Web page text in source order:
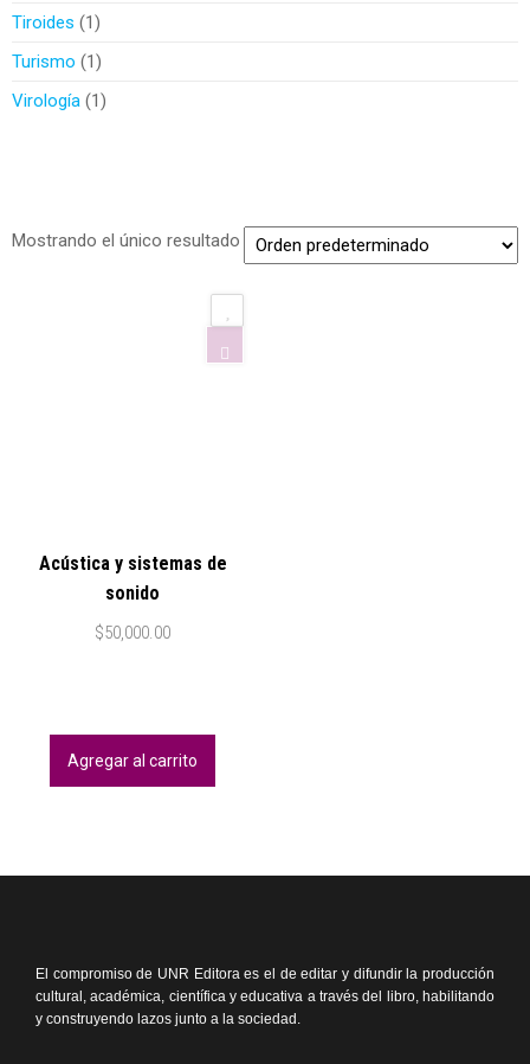
Tiroides
1
Turismo
1
Virología 1
Mostrando el único resultado
Acústica y sistemas de
sonido
$50,000.00
Agregar al carrito
El compromiso de UNR Editora es el de editar y difundir la producción
cultural, académica, científica y educativa a través del libro, habilitando
y construyendo lazos junto a la sociedad.